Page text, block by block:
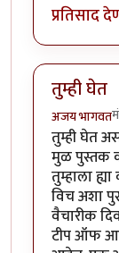
प्रतिसाद
तुम्ही घेत
अजय भागवत
तुम्ही घेत
मुळ पुस्तक
तुम्हाला
विच अशा
वैचारीक
टीप ऑफ